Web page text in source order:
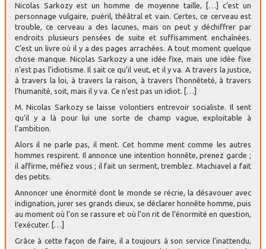
Nicolas Sarkozy est un homme de moyenne taille, […] c’est un
personnage vulgaire, puéril, théâtral et vain. Certes, ce cerveau est
trouble, ce cerveau a des lacunes, mais on peut y déchiffrer par
endroits plusieurs pensées de suite et suffisamment enchaînées.
C’est un livre où il y a des pages arrachées. A tout moment quelque
chose manque. Nicolas Sarkozy a une idée fixe, mais une idée fixe
n’est pas l’idiotisme. Il sait ce qu’il veut, et il y va. A travers la justice,
à travers la loi, à travers la raison, à travers l’honnêteté, à travers
l’humanité, soit, mais il y va. Ce n’est pas un idiot. […]
M. Nicolas Sarkozy se laisse volontiers entrevoir socialiste. Il sent
qu’il y a là pour lui une sorte de champ vague, exploitable à
l’ambition.
Alors il ne parle pas, il ment. Cet homme ment comme les autres
hommes respirent. Il annonce une intention honnête, prenez garde ;
il affirme, méfiez vous ; il fait un serment, tremblez. Machiavel a fait
des petits.
Annoncer une énormité dont le monde se récrie, la désavouer avec
indignation, jurer ses grands dieux, se déclarer honnête homme, puis
au moment où l’on se rassure et où l’on rit de l’énormité en question,
l’exécuter. […]
Grâce à cette façon de faire, il a toujours à son service l’inattendu,